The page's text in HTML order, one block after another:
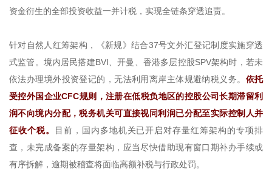
资金衍生的全部投资收益一并计税，实现全链条穿透追责。
针对自然人红筹架构，《新规》结合37号文外汇登记制度实施穿透
式监管。境内居民搭建BVI、开曼、香港多层控股SPV架构时，若未
依法办理境外投资登记的，无法利用离岸主体规避纳税义务。 依托
受控外国企业CFC规则，注册在低税负地区的控股公司长期滞留利
润不向境内分配，税务机关可直接视同利润已分配至实际控制人并
征收个税。
目前，国内多地机关已开启对存量红筹架构的专项排
查，未完成备案的存量架构，应当尽快借助现有窗口期补办手续或
有序拆解，逾期被稽查将面临高额补税与行政处罚。